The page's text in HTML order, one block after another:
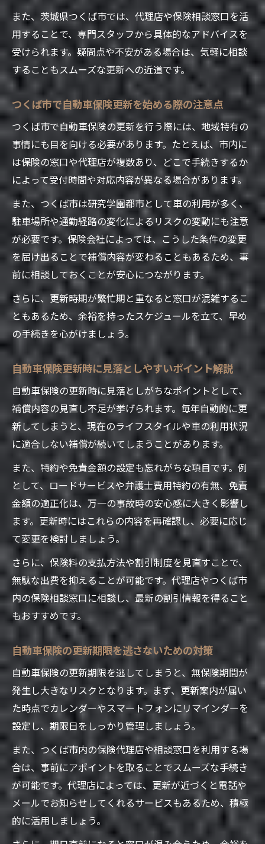
必要書類から始める保険の更新準備術
自動車保険更新で必要な書類の揃え方ポイ
ント
つくば市ならではの自動車保険必要書類の
自動車保険更新時の書類不備を防ぐチェッ
ク方法
保険更新で困らないための書類事前確認術
自動車保険の証券番号やナンバー確認のコ
ツ
つくば市で失敗しない自動車保険更新のコツ
自動車保険更新でよくある失敗例とその対
策
つくば市でスムーズに保険を更新するポイ
ント
自動車保険の見直しと更新を同時に進める
方法
保険代理店活用で自動車保険更新を効率化
自動車保険更新時に押さえたい手続きの流
れ
最新情報で自動車保険更新がスムーズに
自動車保険更新の最新動向と制度変更を解
説
つくば市で注目の自動車保険最新サービス
紹介
自動車保険更新時に知っておきたい注意点
まとめ
オンラインで手続きできる自動車保険更新
の魅力
自動車保険更新前に確認したい最新FAQ情報
自動車保険を見直す際のポイントを紹介
自動車保険見直しで保険料を抑えるコツと
は
つくば市の保険代理店を活用した見直し術
紹介
自動車保険更新時に適切なプランを選ぶ方
法
自動車保険の保障内容を再確認する重要性
保険相談で自動車保険選びを失敗しないた
めに
また、茨城県つくば市では、代理店や保険相談窓口を活
用することで、専門スタッフから具体的なアドバイスを
受けられます。疑問点や不安がある場合は、気軽に相談
することもスムーズな更新への近道です。
つくば市で自動車保険更新を始める際の注意点
つくば市で自動車保険の更新を行う際には、地域特有の
事情にも目を向ける必要があります。たとえば、市内に
は保険の窓口や代理店が複数あり、どこで手続きするか
によって受付時間や対応内容が異なる場合があります。
また、つくば市は研究学園都市として車の利用が多く、
駐車場所や通勤経路の変化によるリスクの変動にも注意
が必要です。保険会社によっては、こうした条件の変更
を届け出ることで補償内容が変わることもあるため、事
前に相談しておくことが安心につながります。
さらに、更新時期が繁忙期と重なると窓口が混雑するこ
ともあるため、余裕を持ったスケジュールを立て、早め
の手続きを心がけましょう。
自動車保険更新時に見落としやすいポイント解説
自動車保険の更新時に見落としがちなポイントとして、
補償内容の見直し不足が挙げられます。毎年自動的に更
新してしまうと、現在のライフスタイルや車の利用状況
に適合しない補償が続いてしまうことがあります。
また、特約や免責金額の設定も忘れがちな項目です。例
として、ロードサービスや弁護士費用特約の有無、免責
金額の適正化は、万一の事故時の安心感に大きく影響し
ます。更新時にはこれらの内容を再確認し、必要に応じ
て変更を検討しましょう。
さらに、保険料の支払方法や割引制度を見直すことで、
無駄な出費を抑えることが可能です。代理店やつくば市
内の保険相談窓口に相談し、最新の割引情報を得ること
もおすすめです。
自動車保険の更新期限を逃さないための対策
自動車保険の更新期限を逃してしまうと、無保険期間が
発生し大きなリスクとなります。まず、更新案内が届い
た時点でカレンダーやスマートフォンにリマインダーを
設定し、期限日をしっかり管理しましょう。
また、つくば市内の保険代理店や相談窓口を利用する場
合は、事前にアポイントを取ることでスムーズな手続き
が可能です。代理店によっては、更新が近づくと電話や
メールでお知らせしてくれるサービスもあるため、積極
的に活用しましょう。